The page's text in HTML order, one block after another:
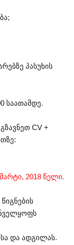
პასუხის
საათამდე.
CV +
2018 წელი.
და ადგილას.